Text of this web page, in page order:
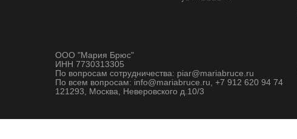
ООО "Мария Брюс"
ИНН 7730313305
По вопросам сотрудничества: piar@mariabruce.ru
По всем вопросам: info@mariabruce.ru, +7 912 620 94 74
121293, Москва, Неверовского д.10/3